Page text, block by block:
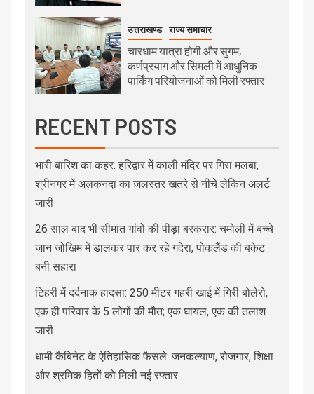
उत्तराखण्ड राज्य समाचार
चारधाम यात्रा होगी और सुगम,
कर्णप्रयाग और सिमली में आधुनिक
पार्किंग परियोजनाओं को मिली रफ्तार
RECENT POSTS
भारी बारिश का कहर: हरिद्वार में काली मंदिर पर गिरा मलबा,
श्रीनगर में अलकनंदा का जलस्तर खतरे से नीचे लेकिन अलर्ट
जारी
26 साल बाद भी सीमांत गांवों की पीड़ा बरकरार: चमोली में बच्चे
जान जोखिम में डालकर पार कर रहे गदेरा, पोकलैंड की बकेट
बनी सहारा
टिहरी में दर्दनाक हादसा: 250 मीटर गहरी खाई में गिरी बोलेरो,
एक ही परिवार के 5 लोगों की मौत; एक घायल, एक की तलाश
जारी
धामी कैबिनेट के ऐतिहासिक फैसले: जनकल्याण, रोजगार, शिक्षा
और श्रमिक हितों को मिली नई रफ्तार